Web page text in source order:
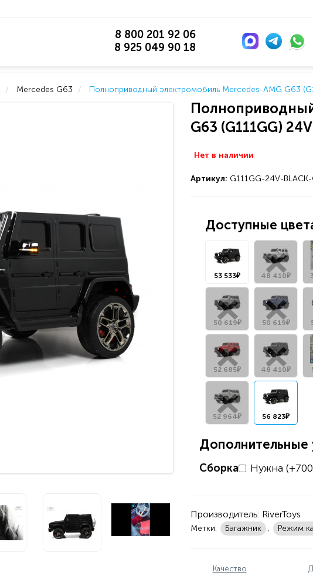
8 800 201 92 06
8 925 049 90 18
Mercedes G63 Полноприводный электромобиль Mercedes-AMG G63
G63 (G111GG)
Нет в наличии
Артикул: G111GG-24V-BLACK-
Доступные
53 533₽ 48 410₽
50 619₽ 50 619₽
52 685₽ 48 410₽
52 964₽ 56 823₽
Дополнительные
Сборка Нужна
Производитель: RiverToys
Метки: Багажник , Режим
Качество